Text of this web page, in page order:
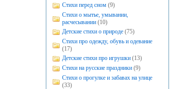
Стихи перед сном (9)
Стихи о мытье, умывании,
расчесывании (10)
Детские стихи о природе (75)
Стихи про одежду, обувь и одевание
(17)
Детские стихи про игрушки (13)
Стихи на русские праздники (9)
Стихи о прогулке и забавах на улице
(33)